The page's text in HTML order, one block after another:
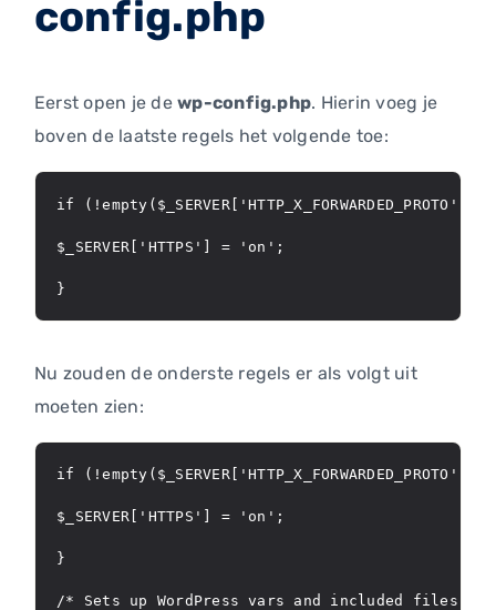
config.php
Eerst open je dewp-config.php. Hierin voeg je
boven de laatste regels het volgende toe:
if
$_SERVER['HTTPS'] = 'on';
}
Nu zouden de onderste regels er als volgt uit
moeten zien:
if
$_SERVER['HTTPS'] = 'on';
}
/* Sets up WordPress vars and included files. */